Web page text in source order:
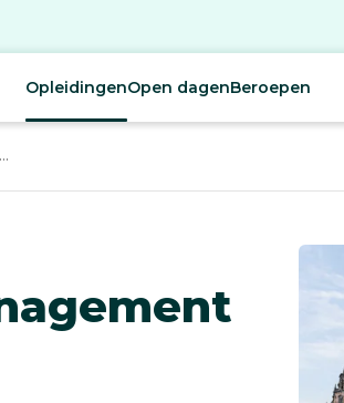
OpleidingenOpen dagenBeroepen